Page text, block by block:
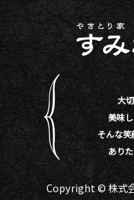
大
美味
そんな笑
あり
Copyright © 株式